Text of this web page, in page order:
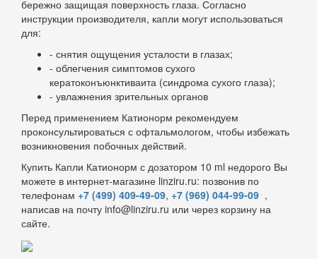
бережно защищая поверхность глаза. Согласно
инструкции производителя, капли могут использоваться
для:
- снятия ощущения усталости в глазах;
- облегчения симптомов сухого
кератоконъюнктиваита (синдрома сухого глаза);
- увлажнения зрительных органов
Перед применением Катионорм рекомендуем
проконсультироваться с офтальмологом, чтобы избежать
возникновения побочных действий.
Купить Капли Катионорм с дозатором 10 ml недорого Вы
можете в интернет-магазине linziru.ru: позвонив по
телефонам +7 (499) 409-49-09, +7 (969) 044-99-09 ,
написав на почту info@linziru.ru или через корзину на
сайте.